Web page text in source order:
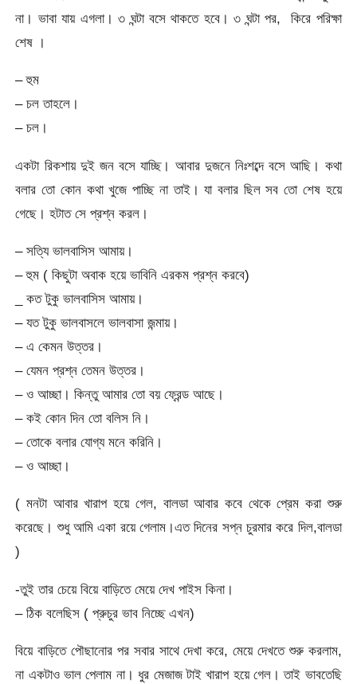
না। ভাবা যায় এগলা। ৩ ঘন্টা বসে থাকতে হবে। ৩ ঘন্টা পর, কিরে পরিক্ষা
শেষ ।
– হুম
– চল তাহলে।
– চল।
একটা রিকশায় দুই জন বসে যাচ্ছি। আবার দুজনে নিঃশব্দে বসে আছি। কথা
বলার তো কোন কথা খুজে পাচ্ছি না তাই। যা বলার ছিল সব তো শেষ হয়ে
গেছে। হটাত সে প্রশ্ন করল।
– সত্যি ভালবাসিস আমায়।
– হুম ( কিছুটা অবাক হয়ে ভাবিনি এরকম প্রশ্ন করবে)
_ কত টুকু ভালবাসিস আমায়।
– যত টুকু ভালবাসলে ভালবাসা জন্মায়।
– এ কেমন উত্তর।
– যেমন প্রশ্ন তেমন উত্তর।
– ও আচ্ছা। কিন্তু আমার তো বয় ফ্রেন্ড আছে।
– কই কোন দিন তো বলিস নি।
– তোকে বলার যোগ্য মনে করিনি।
– ও আচ্ছা।
( মনটা আবার খারাপ হয়ে গেল, বালডা আবার কবে থেকে প্রেম করা শুরু
করেছে। শুধু আমি একা রয়ে গেলাম।এত দিনের সপ্ন চুরমার করে দিল,বালডা
)
-তুই তার চেয়ে বিয়ে বাড়িতে মেয়ে দেখ পাইস কিনা।
– ঠিক বলেছিস ( প্রুচুর ভাব নিচ্ছে এখন)
বিয়ে বাড়িতে পৌছানোর পর সবার সাথে দেখা করে, মেয়ে দেখতে শুরু করলাম,
না একটাও ভাল পেলাম না। ধুর মেজাজ টাই খারাপ হয়ে গেল। তাই ভাবতেছি